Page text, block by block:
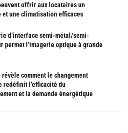
offrir aux locataires un
et une climatisation efficaces
d’interface semi-métal/semi-
permet l’imagerie optique à grande
révèle comment le changement
redéfinit l’efficacité du
et la demande énergétique